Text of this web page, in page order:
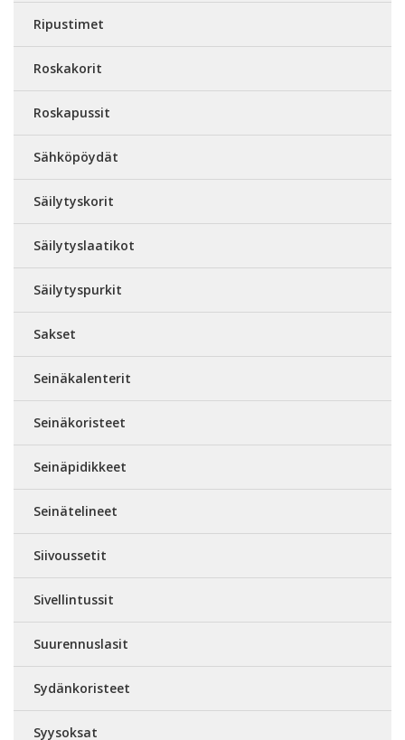
Ripustimet
Roskakorit
Roskapussit
Sähköpöydät
Säilytyskorit
Säilytyslaatikot
Säilytyspurkit
Sakset
Seinäkalenterit
Seinäkoristeet
Seinäpidikkeet
Seinätelineet
Siivoussetit
Sivellintussit
Suurennuslasit
Sydänkoristeet
Syysoksat